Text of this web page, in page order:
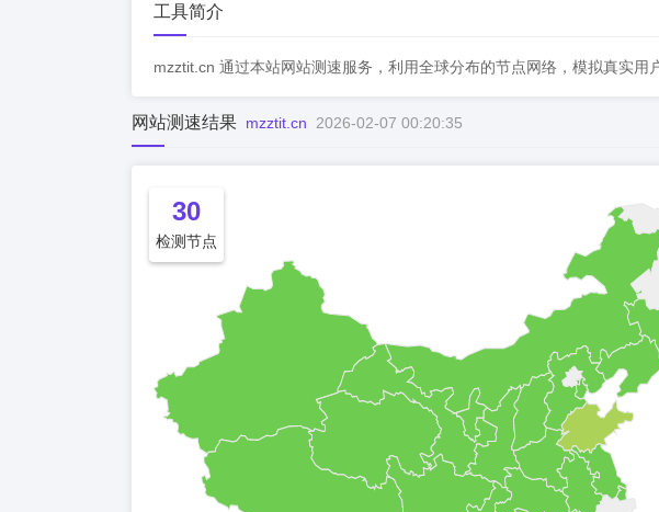
工具简介
mzztit.cn 通过本站网站测速服务，利用全球分布的节点网络，模拟真实
网站测速结果 mzztit.cn 2026-02-07 00:20:35
30
检测节点